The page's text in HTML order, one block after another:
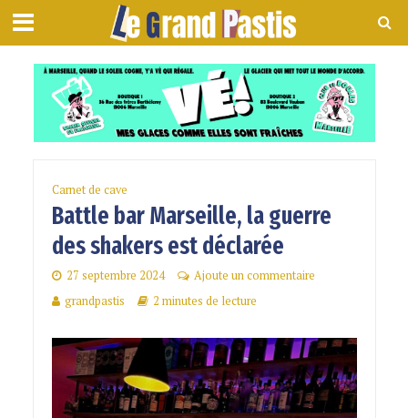
Carnet de cave
Battle bar Marseille, la guerre
des shakers est déclarée
27 septembre 2024
Ajoute un commentaire
grandpastis
2 minutes de lecture